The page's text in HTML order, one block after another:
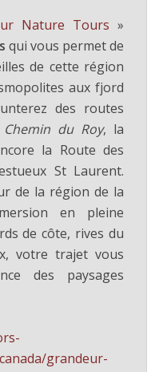
Nature Tours »
qui vous permet de
de cette région
aux fjord
des routes
Chemin du Roy, la
la Route des
St Laurent.
de la région de la
en pleine
de côte, rives du
votre trajet vous
des paysages
grandeur-